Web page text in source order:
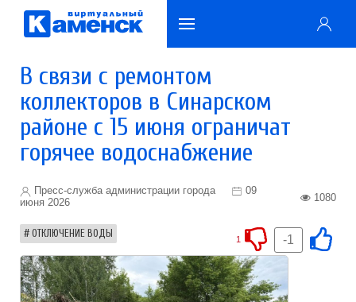
В связи с ремонтом
коллекторов в Синарском
районе с 15 июня ограничат
горячее водоснабжение
Пресс-служба администрации города
09
июня 2026
1080
ОТКЛЮЧЕНИЕ ВОДЫ -1
1